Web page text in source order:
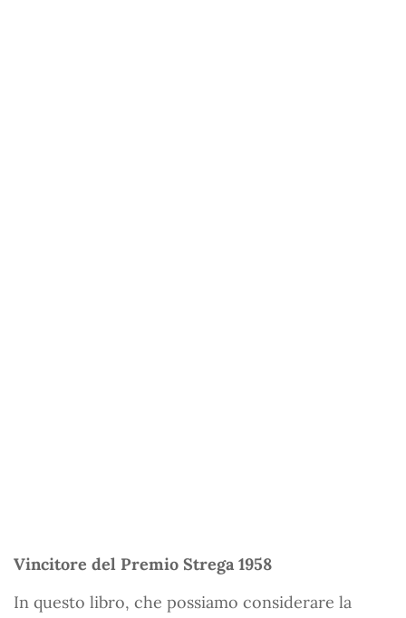
Vincitore del Premio Strega 1958
In questo libro, che possiamo considerare la